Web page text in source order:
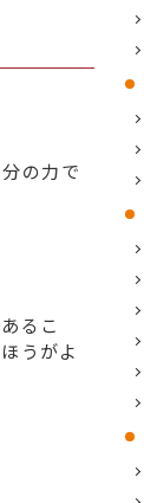
の力で
るこ
うがよ